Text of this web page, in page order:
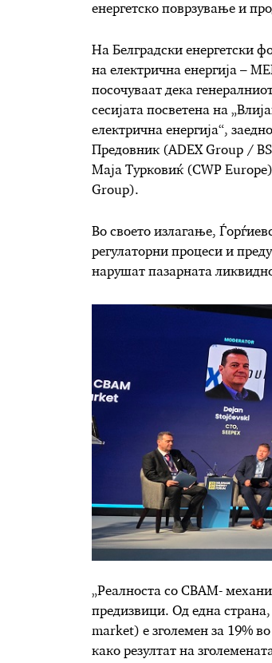
енергетско поврзување и
На Белградски енергетски
на електрична енергија –
посочуваат дека
сесијата посветена на
електрична енергија“,
Предовник (ADEX Group /
Маја Турковиќ (CWP
Group).
Во своето излагање,
регулаторни процеси и
нарушат пазарната
„Реалноста со CBAM-
предизвици. Од една
market) е зголемен за 19%
како резултат на